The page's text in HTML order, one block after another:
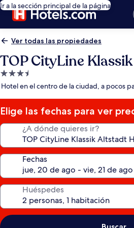
Ir a la sección principal de la página
Ver todas las propiedades
TOP CityLine
Propiedad
de
estrellas
Hotel en el centro de la ciudad, a pocos
Elige las fechas para ver
¿A dónde quieres ir?
Fechas
Huéspedes